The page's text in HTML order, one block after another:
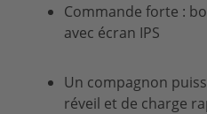
Commande forte :
avec écran IPS
Un compagnon
réveil et de charge